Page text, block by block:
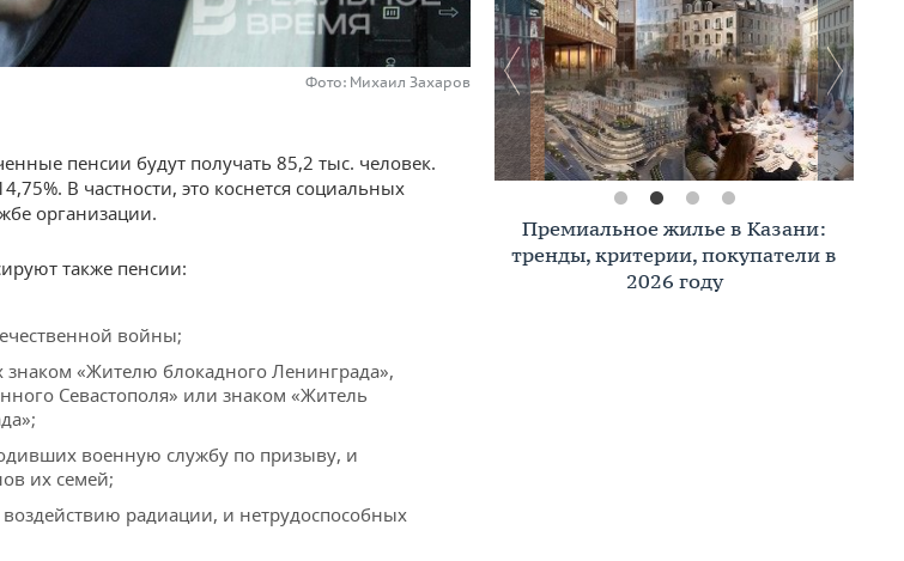
Фото: Михаил Захаров
пенсии будут получать 85,2 тыс. человек.
В частности, это коснется социальных
организации.
также пенсии:
войны;
«Жителю блокадного Ленинграда»,
Севастополя» или знаком «Житель
военную службу по призыву, и
их семей;
радиации, и нетрудоспособных
Премиальное жилье в Казани:
тренды, критерии, покупатели в
2026 году